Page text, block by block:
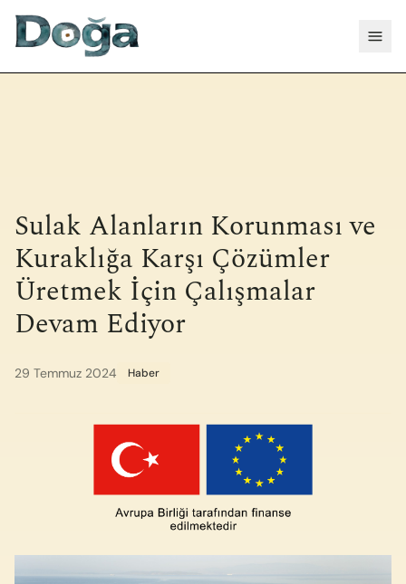
Sulak Alanların Korunması ve
Kuraklığa Karşı Çözümler
Üretmek İçin Çalışmalar
Devam Ediyor
29 Temmuz 2024 Haber